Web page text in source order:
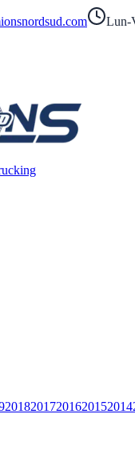
Lun-
20182017201620152014